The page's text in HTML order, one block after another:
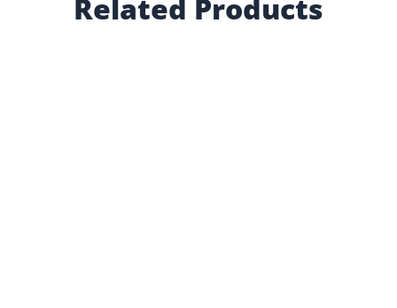
Related Products